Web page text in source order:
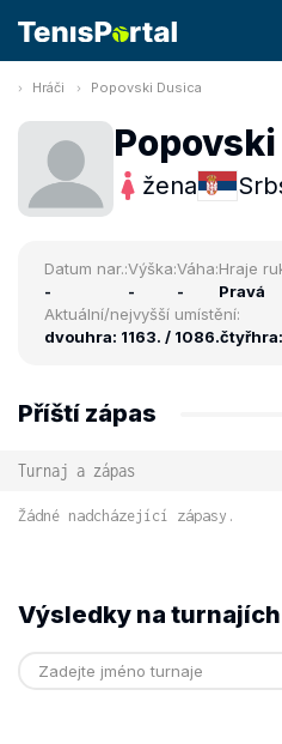
Hráči Popovski Dusica
žena
Datum nar.:
-
Výška:
-
Váha:
-
Hraje
Pravá
Aktuální/nejvyšší umístění:
dvouhra: 1163. / 1086.čtyřhra:
Příští zápas
Turnaj a zápas
Žádné nadcházející zápasy.
Výsledky na turnajích